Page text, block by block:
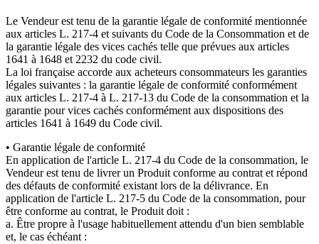
Le Vendeur est tenu de la garantie légale de conformité mentionnée
aux articles L. 217-4 et suivants du Code de la Consommation et de
la garantie légale des vices cachés telle que prévues aux articles
1641 à 1648 et 2232 du code civil.
La loi française accorde aux acheteurs consommateurs les garanties
légales suivantes : la garantie légale de conformité conformément
aux articles L. 217-4 à L. 217-13 du Code de la consommation et la
garantie pour vices cachés conformément aux dispositions des
articles 1641 à 1649 du Code civil.
• Garantie légale de conformité
En application de l'article L. 217-4 du Code de la consommation, le
Vendeur est tenu de livrer un Produit conforme au contrat et répond
des défauts de conformité existant lors de la délivrance. En
application de l'article L. 217-5 du Code de la consommation, pour
être conforme au contrat, le Produit doit :
a. Être propre à l'usage habituellement attendu d'un bien semblable
et, le cas échéant :